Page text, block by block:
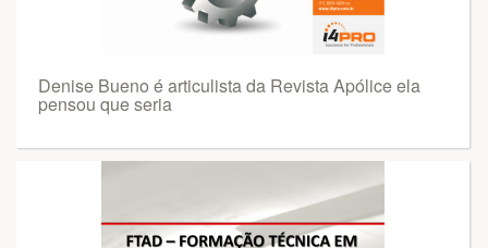
Denise Bueno é articulista da Revista Apólice ela
pensou que seria